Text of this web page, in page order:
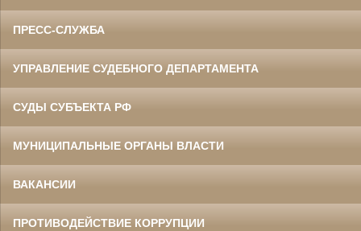
ПРЕСС-СЛУЖБА
УПРАВЛЕНИЕ СУДЕБНОГО ДЕПАРТАМЕНТА
СУДЫ СУБЪЕКТА РФ
МУНИЦИПАЛЬНЫЕ ОРГАНЫ ВЛАСТИ
ВАКАНСИИ
ПРОТИВОДЕЙСТВИЕ КОРРУПЦИИ